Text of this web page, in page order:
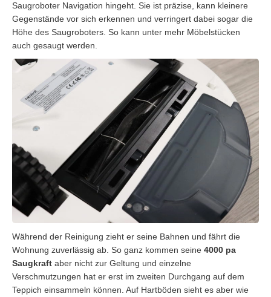
Saugroboter Navigation hingeht. Sie ist präzise, kann kleinere
Gegenstände vor sich erkennen und verringert dabei sogar die
Höhe des Saugroboters. So kann unter mehr Möbelstücken
auch gesaugt werden.
Während der Reinigung zieht er seine Bahnen und fährt die
Wohnung zuverlässig ab. So ganz kommen seine 4000 pa
Saugkraft aber nicht zur Geltung und einzelne
Verschmutzungen hat er erst im zweiten Durchgang auf dem
Teppich einsammeln können. Auf Hartböden sieht es aber wie